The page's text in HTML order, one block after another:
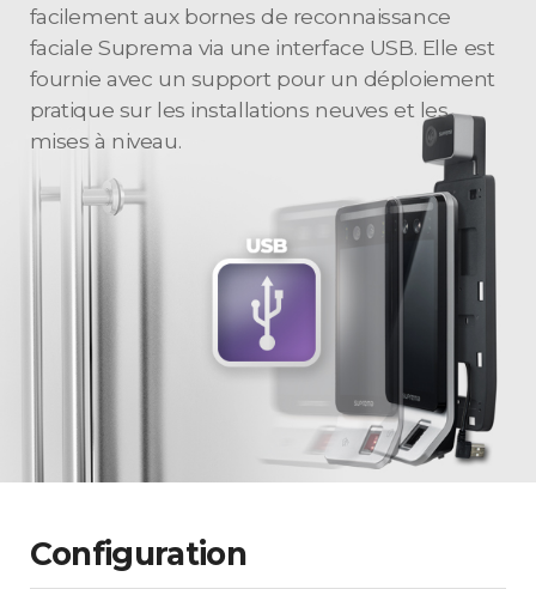
facilement aux bornes de reconnaissance
faciale Suprema via une interface USB. Elle est
fournie avec un support pour un déploiement
pratique sur les installations neuves et les
mises à niveau.
Configuration